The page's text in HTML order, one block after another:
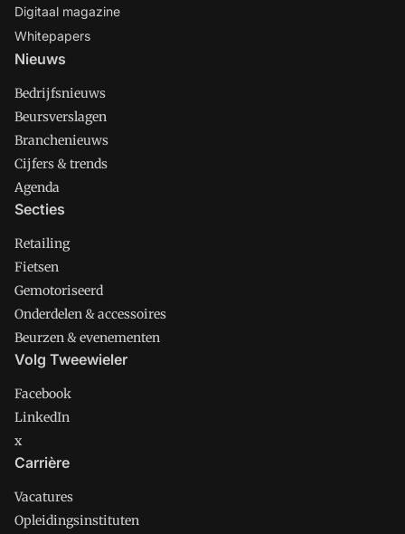
Digitaal magazine
Whitepapers
Nieuws
Bedrijfsnieuws
Beursverslagen
Branchenieuws
Cijfers & trends
Agenda
Secties
Retailing
Fietsen
Gemotoriseerd
Onderdelen & accessoires
Beurzen & evenementen
Volg Tweewieler
Facebook
LinkedIn
x
Carrière
Vacatures
Opleidingsinstituten